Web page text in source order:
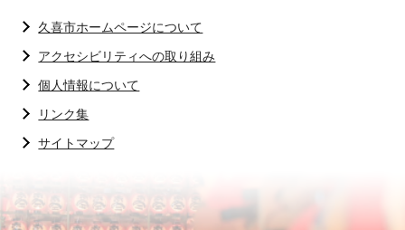
久喜市ホームページについて
アクセシビリティへの取り組み
個人情報について
リンク集
サイトマップ